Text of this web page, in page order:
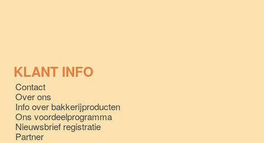
KLANT INFO
Contact
Over ons
Info over bakkerijproducten
Ons voordeelprogramma
Nieuwsbrief registratie
Partner